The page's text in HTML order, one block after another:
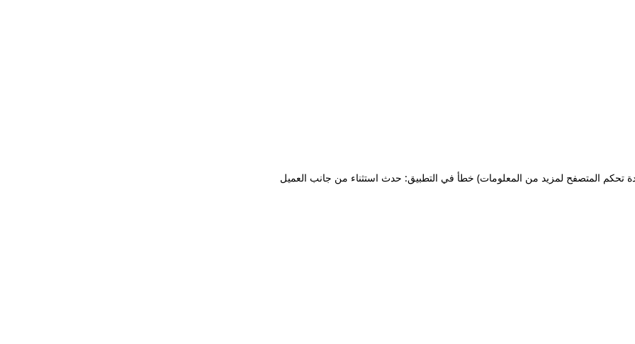
خطأ في التطبيق: حدث استثناء من جانب العميل تحكم المتصفح لمزيد من المعلومات)